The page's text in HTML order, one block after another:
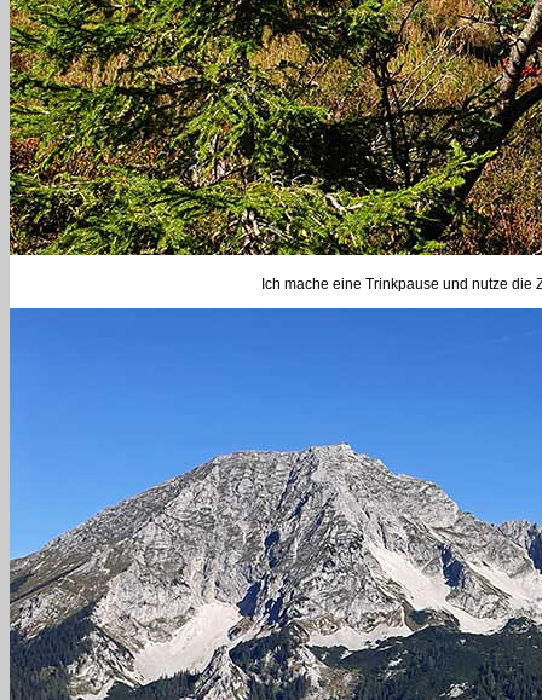
Ich mache eine Trinkpause und nutze